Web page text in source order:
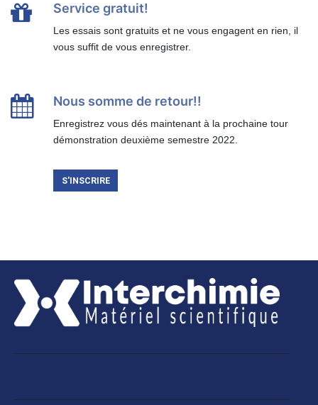
Service gratuit!
Les essais sont gratuits et ne vous engagent en rien, il
vous suffit de vous enregistrer.
Nous somme de retour!!
Enregistrez vous dés maintenant à la prochaine tour
démonstration deuxième semestre 2022.
S'INSCRIRE